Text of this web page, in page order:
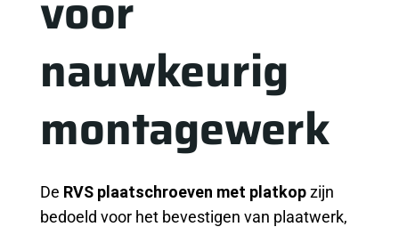
nauwkeurig
montagewerk
De RVS plaatschroeven met platkopzijn
bedoeld voor het bevestigen van plaatwerk,